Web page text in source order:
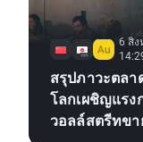
6 สิ
สรุปภาวะตลา
โลกเผชิญแรง
วอลล์สตรีทขา